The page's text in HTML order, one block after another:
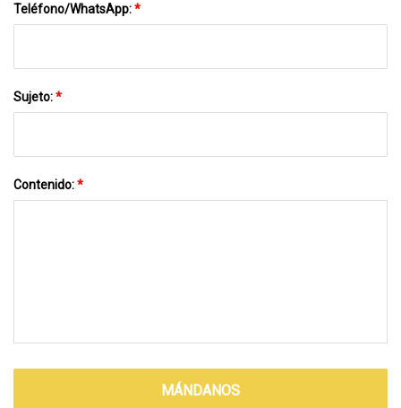
Teléfono/WhatsApp:*
Sujeto:*
Contenido:*
MÁNDANOS